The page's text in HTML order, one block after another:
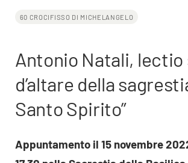
60 CROCIFISSO DI MICHELANGELO
Antonio Natali, lectio
d’altare della
Santo Spirito”
Appuntamento il 15 novembre